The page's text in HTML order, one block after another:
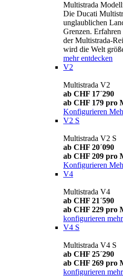
Multistrada
Die Ducati
unglaublichen
Grenzen.
der Multistrada-
wird die Welt
mehr entdecken
V2
Multistrada V2
ab CHF 17´290
ab CHF 179 pro
Konfigurieren
V2 S
Multistrada V2 S
ab CHF 20´090
ab CHF 209 pro
Konfigurieren
V4
Multistrada V4
ab CHF 21´590
ab CHF 229 pro
konfigurieren
V4 S
Multistrada V4 S
ab CHF 25´290
ab CHF 269 pro
konfigurieren